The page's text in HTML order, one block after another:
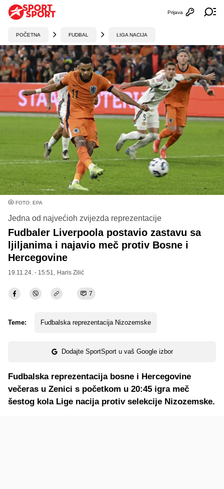
Otvori
Prijava
POČETNA FUDBAL LIGA NACIJA
FOTO: EPA
Jedna od najvećioh zvijezda reprezentacije
Fudbaler Liverpoola postavio zastavu sa
ljiljanima i najavio meč protiv Bosne i
Hercegovine
19.11.24. - 15:51, Haris Zilić
7
Teme: Fudbalska reprezentacija Nizozemske
Dodajte SportSport u vaš Google izbor
Fudbalska reprezentacija bosne i Hercegovine
večeras u Zenici s početkom u 20:45 igra meč
šestog kola Lige nacija protiv selekcije Nizozemske.